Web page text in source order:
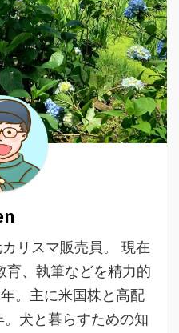
リスマ販売員。 現在
育、執筆などを精力的
。主に米国株と高配
犬と暮らすための知